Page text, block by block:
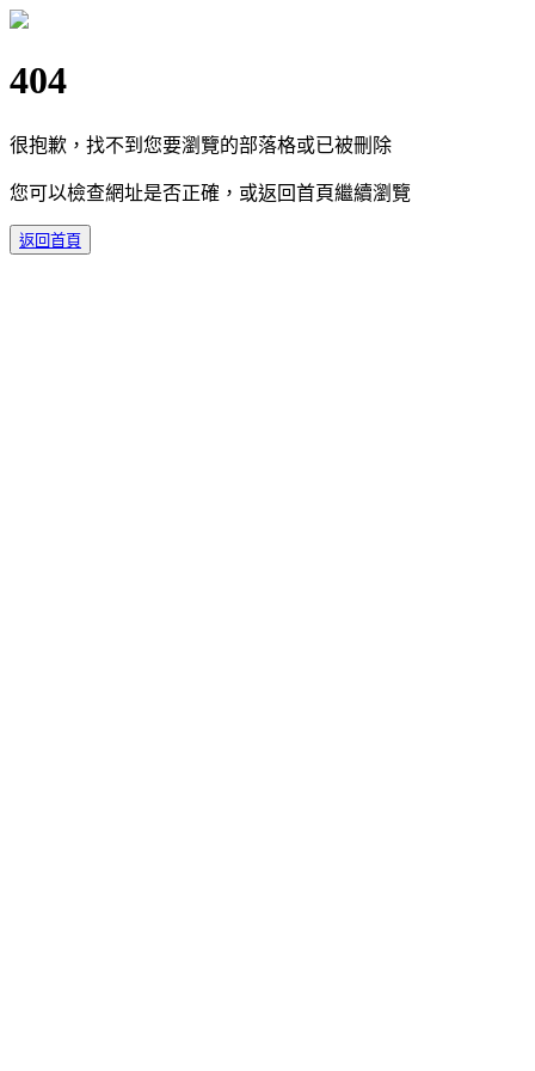
404
很抱歉，找不到您要瀏覽的部落格或已被刪除
您可以檢查網址是否正確，或返回首頁繼續瀏覽
返回首頁